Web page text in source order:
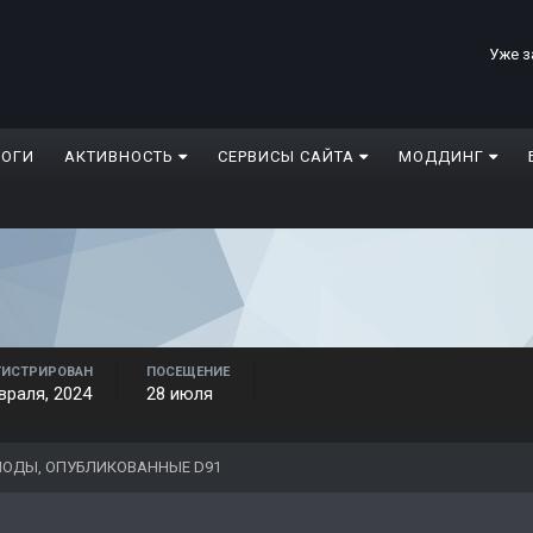
Уже
АКТИВНОСТЬ СЕРВИСЫ САЙТА МОДДИНГ
2024
ПОСЕЩЕНИЕ
28 июля
ОПУБЛИКОВАННЫЕ D91